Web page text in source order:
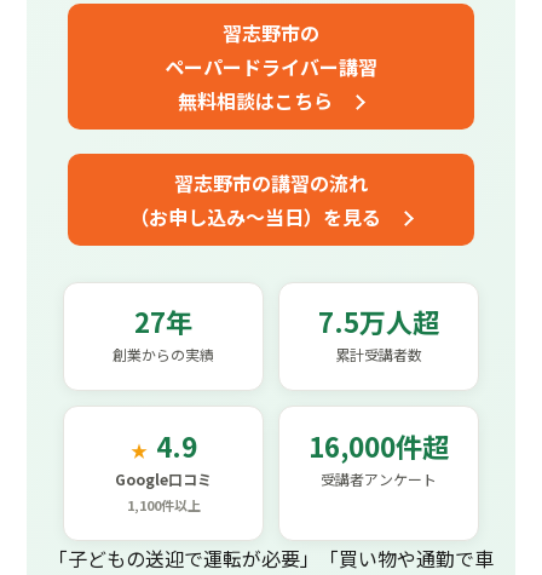
習志野市の
ペーパードライバー講習
無料相談はこちら
習志野市の講習の流れ
（お申し込み～当日）を見る
27年
創業からの実績
7.5万人超
累計受講者数
★ 4.9
Google口コミ
1,100件以上
16,000件超
受講者アンケート
「子どもの送迎で運転が必要」「買い物や通勤で車